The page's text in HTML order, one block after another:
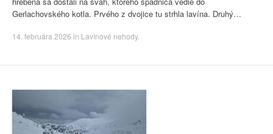
Gerlachovského kotla. Prvého z dvojice tu strhla lavína. Druhý…
14. februára 2026 in Lavínové nehody.